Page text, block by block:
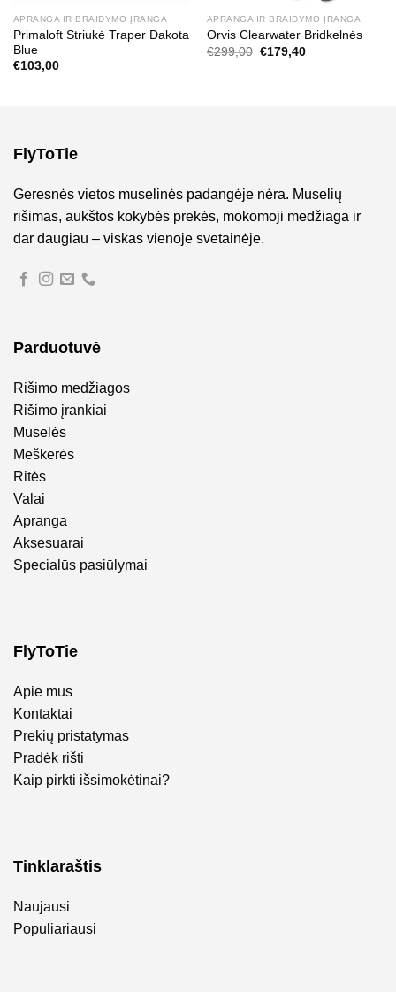
APRANGA IR BRAIDYMO ĮRANGA
Primaloft Striukė Traper Dakota
Blue
€103,00
APRANGA IR BRAIDYMO ĮRANGA
Orvis Clearwater Bridkelnės
€299,00 Original
€179,40Current
FlyToTie
Geresnės vietos muselinės padangėje nėra. Muselių
rišimas, aukštos kokybės prekės, mokomoji medžiaga ir
dar daugiau – viskas vienoje svetainėje.
Parduotuvė
Rišimo medžiagos
Rišimo įrankiai
Muselės
Meškerės
Ritės
Valai
Apranga
Aksesuarai
Specialūs pasiūlymai
FlyToTie
Apie mus
Kontaktai
Prekių pristatymas
Pradėk rišti
Kaip pirkti išsimokėtinai?
Tinklaraštis
Naujausi
Populiariausi